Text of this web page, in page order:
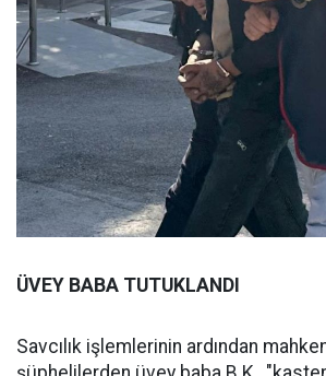
ÜVEY BABA TUTUKLANDI
Savcılık işlemlerinin ardından